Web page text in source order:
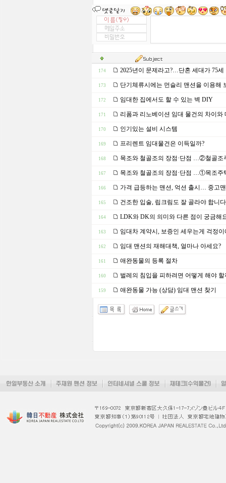
174 2025년이 문제라고?…단혼 세대가 75세
173 단기체류시에는 먼슬리 맨션을 이용해
172 임대한 집에서도 할 수 있는 벽 DIY
171 리폼과 리노베이션 임대 물건의 차이와
170 인기있는 설비 시스템
169 프리렌트 임대물건은 이득일까?
168 목조와 철골조의 장점·단점 …②철골조
167 목조와 철골조의 장점·단점 …①목조주
166 가격 급등하는 맨션, 억션 출시… 중고
165 건조한 입술, 립크림도 잘 골라야 합니
164 LDK와 DK의 의미와 다른 점이 궁금해
163 임대차 계약시, 보증인 세우는게 걱정이
162 임대 맨션의 재해대책, 얼마나 아세요?
161 애완동물의 등록 절차
160 벌레의 침입을 피하려면 어떻게 해야 할
159 애완동물 가능 (상담) 임대 맨션 찾기